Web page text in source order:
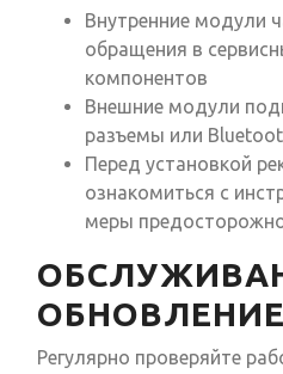
Внутренние модули
обращения в
компонентов
Внешние модули
разъемы или
Перед установкой
ознакомиться с
меры
ОБНОВЛЕНИЕ
Регулярно проверяйте